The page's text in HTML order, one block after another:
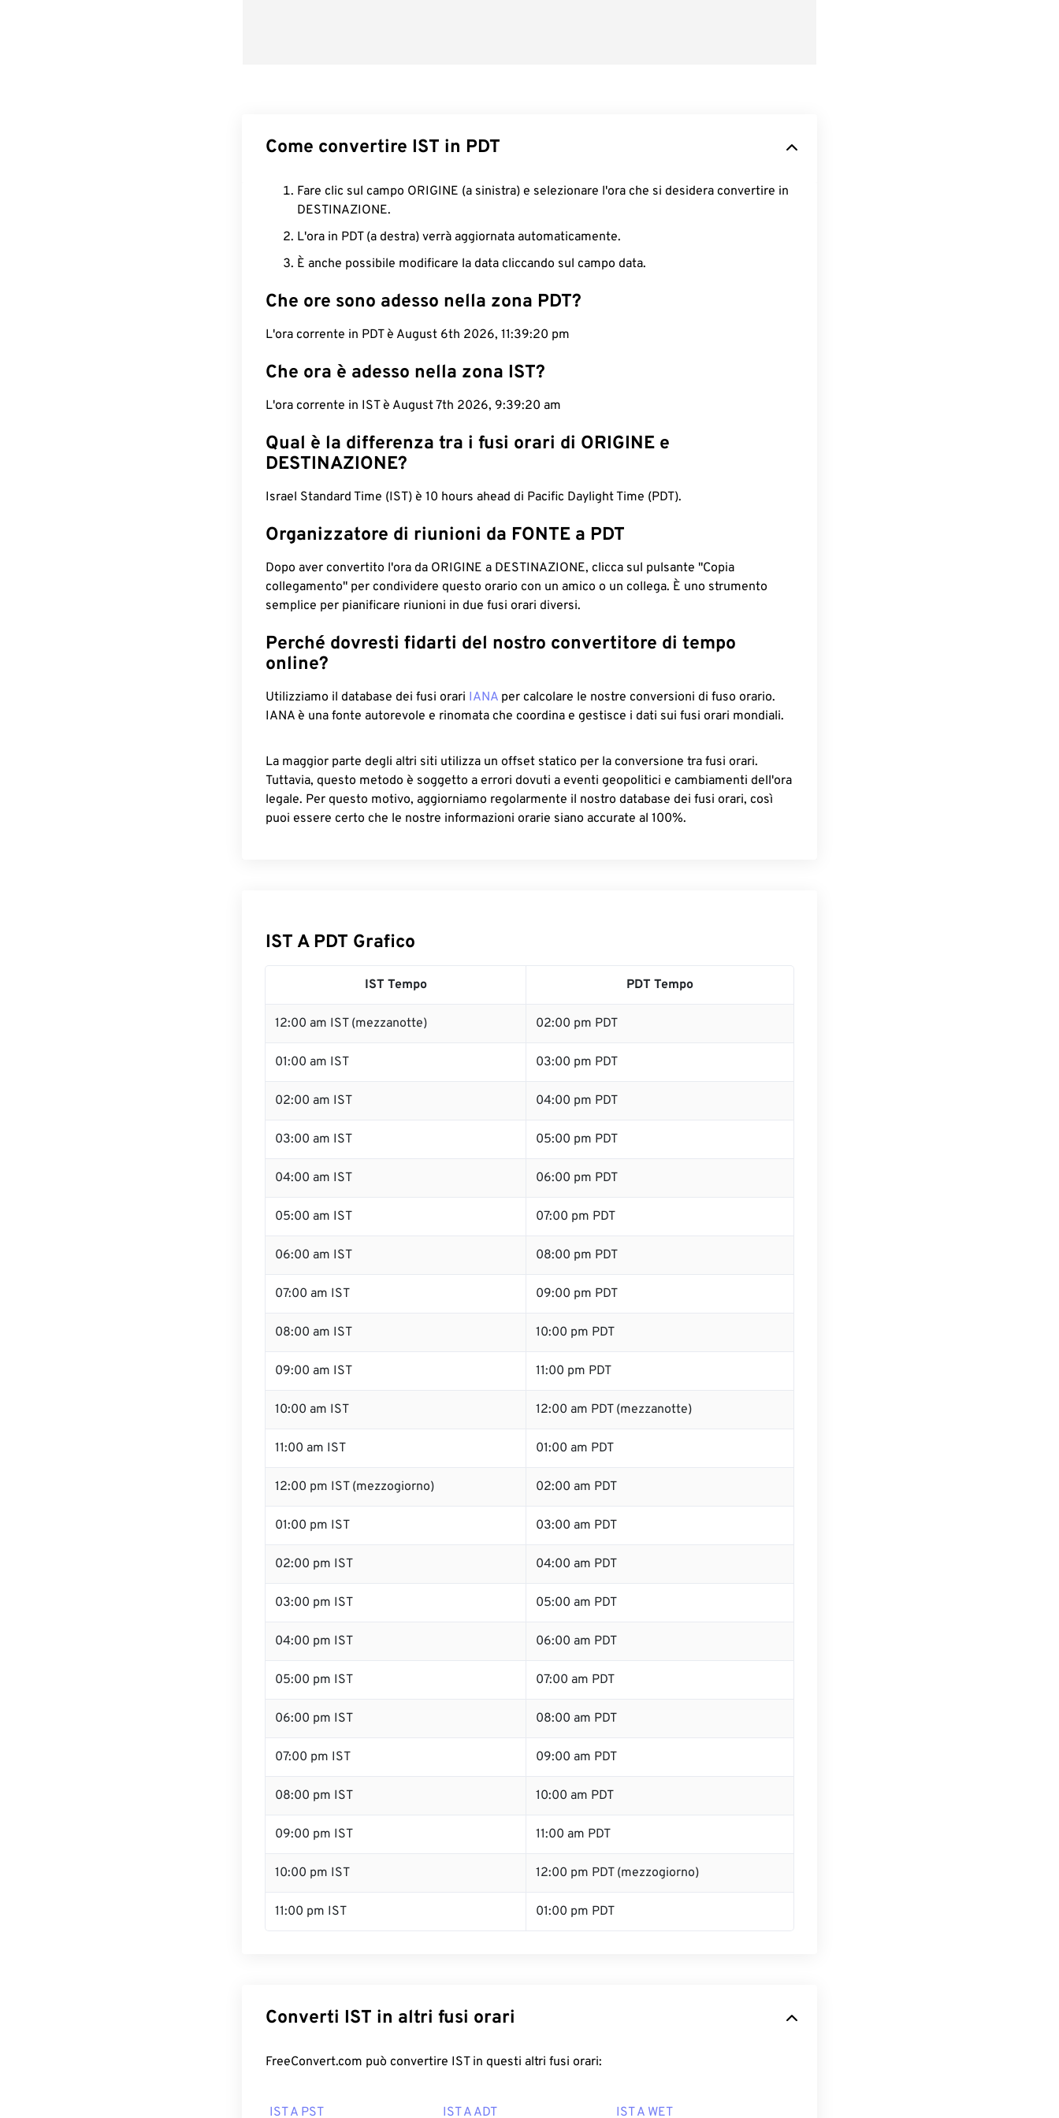
Come convertire IST in PDT
Fare clic sul campo ORIGINE (a sinistra) e selezionare l'ora che si desidera convertire in
DESTINAZIONE.
L'ora in PDT (a destra) verrà aggiornata automaticamente.
È anche possibile modificare la data cliccando sul campo data.
Che ore sono adesso nella zona PDT?
L'ora corrente in PDT è August 6th 2026, 11:39:21 pm
Che ora è adesso nella zona IST?
L'ora corrente in IST è August 7th 2026, 9:39:21 am
Qual è la differenza tra i fusi orari di ORIGINE e
DESTINAZIONE?
Israel Standard Time (IST) è 10 hours ahead di Pacific Daylight Time (PDT).
Organizzatore di riunioni da FONTE a PDT
Dopo aver convertito l'ora da ORIGINE a DESTINAZIONE, clicca sul pulsante "Copia
collegamento" per condividere questo orario con un amico o un collega. È uno strumento
semplice per pianificare riunioni in due fusi orari diversi.
Perché dovresti fidarti del nostro convertitore di tempo
online?
Utilizziamo il database dei fusi orari IANA per calcolare le nostre conversioni di fuso orario.
IANA è una fonte autorevole e rinomata che coordina e gestisce i dati sui fusi orari mondiali.
La maggior parte degli altri siti utilizza un offset statico per la conversione tra fusi orari.
Tuttavia, questo metodo è soggetto a errori dovuti a eventi geopolitici e cambiamenti dell'ora
legale. Per questo motivo, aggiorniamo regolarmente il nostro database dei fusi orari, così
puoi essere certo che le nostre informazioni orarie siano accurate al 100%.
IST A PDT Grafico
IST Tempo PDT Tempo
12:00 am IST (mezzanotte) 02:00 pm PDT
01:00 am IST 03:00 pm PDT
02:00 am IST 04:00 pm PDT
03:00 am IST 05:00 pm PDT
04:00 am IST 06:00 pm PDT
05:00 am IST 07:00 pm PDT
06:00 am IST 08:00 pm PDT
07:00 am IST 09:00 pm PDT
08:00 am IST 10:00 pm PDT
09:00 am IST 11:00 pm PDT
10:00 am IST 12:00 am PDT (mezzanotte)
11:00 am IST 01:00 am PDT
12:00 pm IST (mezzogiorno) 02:00 am PDT
01:00 pm IST 03:00 am PDT
02:00 pm IST 04:00 am PDT
03:00 pm IST 05:00 am PDT
04:00 pm IST 06:00 am PDT
05:00 pm IST 07:00 am PDT
06:00 pm IST 08:00 am PDT
07:00 pm IST 09:00 am PDT
08:00 pm IST 10:00 am PDT
09:00 pm IST 11:00 am PDT
10:00 pm IST 12:00 pm PDT (mezzogiorno)
11:00 pm IST 01:00 pm PDT
Converti IST in altri fusi orari
FreeConvert.com può convertire IST in questi altri fusi orari:
IST A PST IST A ADT IST A WET